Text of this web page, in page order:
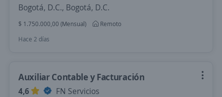
Bogotá, D.C., Bogotá, D.C.
$ 1.750.000,00 (Mensual)
Remoto
Hace 2 días
Auxiliar Contable y Facturación
4,6
FN Servicios